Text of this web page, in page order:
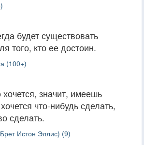
будет существовать
того, кто ее достоин.
(100+)
хочется, значит, имеешь
что-нибудь сделать,
сделать.
Истон Эллис) (9)